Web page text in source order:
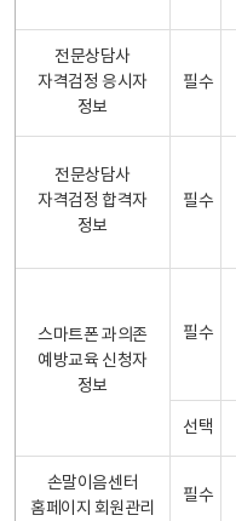
전문상담사
자격검정 응시자
정보
필수
전문상담사
자격검정 합격자
정보
필수
스마트폰 과의존
예방교육 신청자
정보
필수
선택
손말이음센터
홈페이지 회원관리
필수